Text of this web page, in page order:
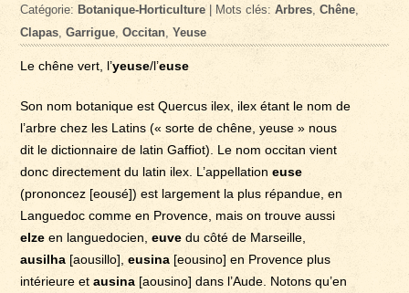
Catégorie: Botanique-Horticulture| Mots clés:Arbres,Chêne,
Clapas,Garrigue,Occitan,Yeuse
Le chêne vert, l’yeuse/l’euse
Son nom botanique est Quercus ilex, ilex étant le nom de
l’arbre chez les Latins (« sorte de chêne, yeuse » nous
dit le dictionnaire de latin Gaffiot). Le nom occitan vient
donc directement du latin ilex. L’appellationeuse
(prononcez [eousé]) est largement la plus répandue, en
Languedoc comme en Provence, mais on trouve aussi
elze en languedocien, euve du côté de Marseille,
ausilha [aousillo],eusina [eousino] en Provence plus
intérieure etausina [aousino] dans l’Aude. Notons qu’en